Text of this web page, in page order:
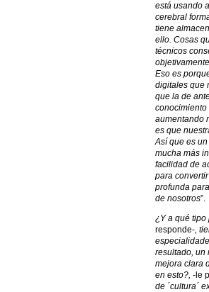
está usando
cerebral
tiene
ello. Cosas
técnicos
Eso es
digitales que
que la de
aumentando
es que
Así que es
mucha más
facilidad de
para
profunda
de nosotros”.
¿Y a qué tipo
responde-,
resultado, un
mejora clara
en esto?, -le
de ´cultura´